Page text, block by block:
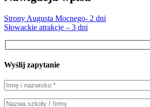
Strony Augusta Mocnego- 2 dni
Słowackie atrakcje – 3 dni
Wyślij zapytanie